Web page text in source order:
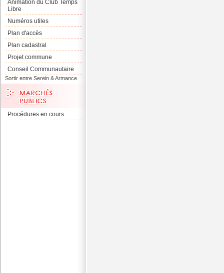
Animation du Club Temps
Libre
Numéros utiles
Plan d'accès
Plan cadastral
Projet commune
Conseil Communautaire
Sortir entre Serein & Armance
Procédures en cours